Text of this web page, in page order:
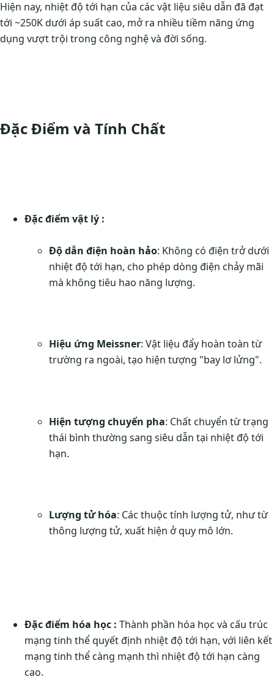
Hiện nay, nhiệt độ tới hạn của các vật liệu siêu dẫn đã đạt
tới ~250K dưới áp suất cao, mở ra nhiều tiềm năng ứng
dụng vượt trội trong công nghệ và đời sống.
Đặc Điểm và Tính Chất
Đặc điểm vật lý :
Độ dẫn điện hoàn hảo: Không có điện trở dưới
nhiệt độ tới hạn, cho phép dòng điện chảy mãi
mà không tiêu hao năng lượng.
Hiệu ứng Meissner: Vật liệu đẩy hoàn toàn từ
trường ra ngoài, tạo hiện tượng "bay lơ lửng".
Hiện tượng chuyển pha: Chất chuyển từ trạng
thái bình thường sang siêu dẫn tại nhiệt độ tới
hạn.
Lượng tử hóa: Các thuộc tính lượng tử, như từ
thông lượng tử, xuất hiện ở quy mô lớn.
Đặc điểm hóa học : Thành phần hóa học và cấu trúc
mạng tinh thể quyết định nhiệt độ tới hạn, với liên kết
mạng tinh thể càng mạnh thì nhiệt độ tới hạn càng
cao.